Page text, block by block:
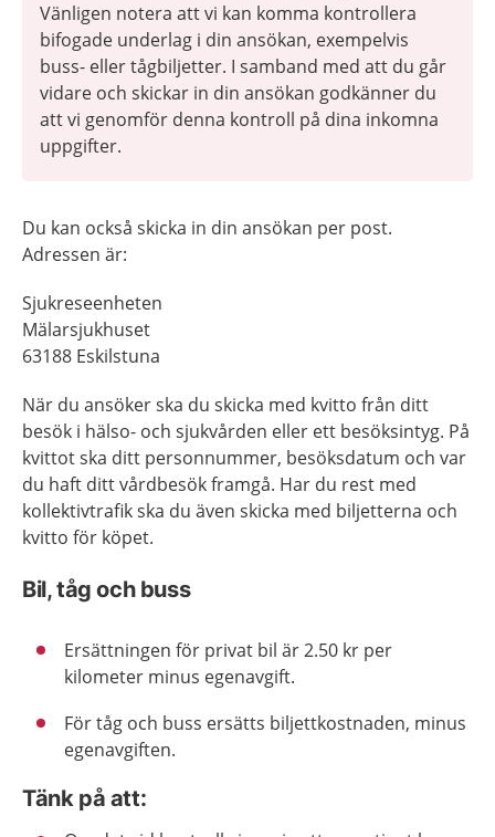
Vänligen notera att vi kan komma kontrollera
bifogade underlag i din ansökan, exempelvis
buss- eller tågbiljetter. I samband med att du går
vidare och skickar in din ansökan godkänner du
att vi genomför denna kontroll på dina inkomna
uppgifter.
Du kan också skicka in din ansökan per post.
Adressen är:
Sjukreseenheten
Mälarsjukhuset
63188 Eskilstuna
När du ansöker ska du skicka med kvitto från ditt
besök i hälso- och sjukvården eller ett besöksintyg. På
kvittot ska ditt personnummer, besöksdatum och var
du haft ditt vårdbesök framgå. Har du rest med
kollektivtrafik ska du även skicka med biljetterna och
kvitto för köpet.
Bil, tåg och buss
Ersättningen för privat bil är 2.50 kr per
kilometer minus egenavgift.
För tåg och buss ersätts biljettkostnaden, minus
egenavgiften.
Tänk på att: